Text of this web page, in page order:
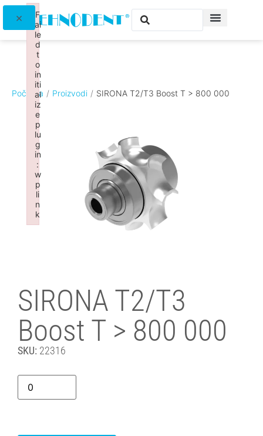
Početna / Proizvodi / SIRONA T2/T3 Boost T > 800 000
SIRONA T2/T3
Boost T > 800 000
SKU: 22316
F
ai
le
d
t
o
in
iti
al
iz
e
p
lu
g
in
:
w
p
li
n
k
×
Failed to initialize plugin: wplink